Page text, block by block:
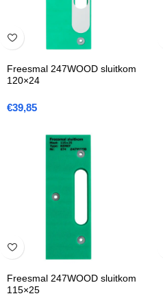
Freesmal 247WOOD sluitkom
120×24
€39,85
Freesmal 247WOOD sluitkom
115×25